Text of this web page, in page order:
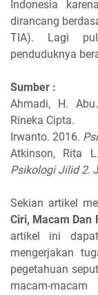
Indonesia
dirancang
TIA). Lagi
penduduknya
Sumber :
Ahmadi, H.
Rineka Cipta.
Irwanto. 2016.
Atkinson, Rita
Psikologi Jilid 2.
Sekian artikel
Ciri, Macam Dan
artikel ini
mengerjakan
pegetahuan
macam-